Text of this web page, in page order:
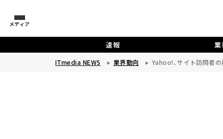
メディア
速報 業
ITmedia NEWS 業界動向 Yahoo!、サイト訪問者